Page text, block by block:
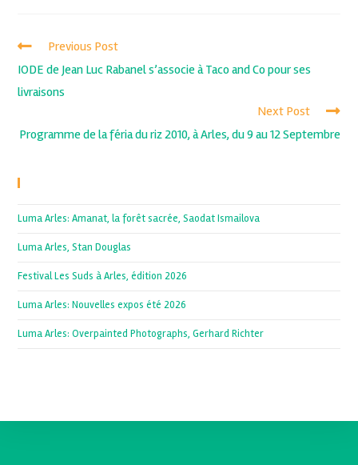
Previous Post
IODE de Jean Luc Rabanel s’associe à Taco and Co pour ses
livraisons
Next Post
Programme de la féria du riz 2010, à Arles, du 9 au 12 Septembre
Luma Arles: Amanat, la forêt sacrée, Saodat Ismailova
Luma Arles, Stan Douglas
Festival Les Suds à Arles, édition 2026
Luma Arles: Nouvelles expos été 2026
Luma Arles: Overpainted Photographs, Gerhard Richter